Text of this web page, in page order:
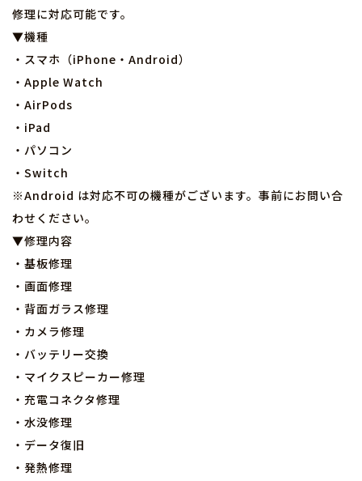
修理に対応可能です。
▼機種
・スマホ（iPhone・Android）
・Apple Watch
・AirPods
・iPad
・パソコン
・Switch
※Android は対応不可の機種がございます。事前にお問い合
わせください。
▼修理内容
・基板修理
・画面修理
・背面ガラス修理
・カメラ修理
・バッテリー交換
・マイクスピーカー修理
・充電コネクタ修理
・水没修理
・データ復旧
・発熱修理